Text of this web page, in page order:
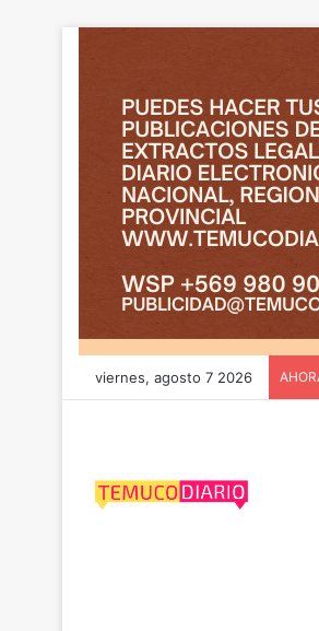
viernes, agosto 7 2026